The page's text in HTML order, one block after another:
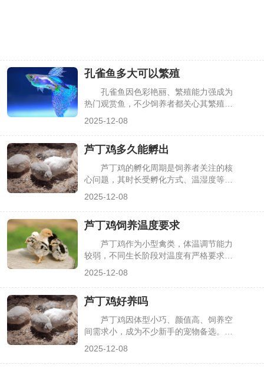
孔雀鱼多大可以繁殖
孔雀鱼因色彩艳丽、繁殖能力强成为
热门观赏鱼，不少饲养者都关心其繁殖起
始年龄。掌握孔雀鱼的适宜繁殖大小，既
繁殖成功率。下面详细说明孔雀鱼的繁殖
年龄、影响因素及相关注意事项，帮大家
科学开展繁殖养护。
2025-12-08
芦丁鸡多久能孵出
芦丁鸡的孵化周期是饲养者关注的核
心问题，其时长受孵化方式、温湿度等因
素影响，直接关系到孵化成功率。无论是
及关键调控要点，能帮助饲养者做好准
备、规避风险。下面详细解析芦丁鸡的孵
化周期、影响因素及实操注意事项。
2025-12-08
芦丁鸡饲养温度要求
芦丁鸡作为小型禽类，体温调节能力
较弱，不同生长阶段对温度有严格要求。
蛋。掌握科学的温度调控方法，是养好芦
丁鸡的基础，下面详细解析各阶段温度标
准、控温技巧及注意事项。
2025-12-08
芦丁鸡好养吗
芦丁鸡因体型小巧、颜值高、饲养空
间需求小，成为不少新手的宠物备选。但
宠物，只要掌握核心养护要点，新手也能
2025-12-08